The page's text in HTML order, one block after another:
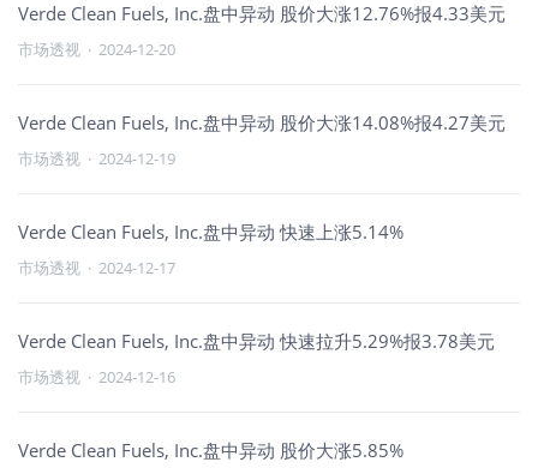
Verde Clean Fuels, Inc.盘中异动 股价大涨12.76%报4.33美元
市场透视 · 2024-12-20
Verde Clean Fuels, Inc.盘中异动 股价大涨14.08%报4.27美元
市场透视 · 2024-12-19
Verde Clean Fuels, Inc.盘中异动 快速上涨5.14%
市场透视 · 2024-12-17
Verde Clean Fuels, Inc.盘中异动 快速拉升5.29%报3.78美元
市场透视 · 2024-12-16
Verde Clean Fuels, Inc.盘中异动 股价大涨5.85%